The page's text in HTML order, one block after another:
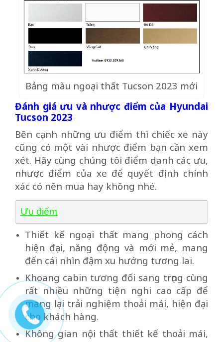
Bảng màu ngoại thất Tucson 2023 mới
Đánh giá ưu và nhược điểm của Hyundai
Tucson 2023
Bên cạnh những ưu điểm thì chiếc xe này
cũng có một vài nhược điểm bạn cần xem
xét. Hãy cùng chúng tôi điểm danh các ưu,
nhược điểm của xe để quyết định chính
xác có nên mua hay không nhé.
Ưu điểm
Thiết kế ngoại thất mang phong cách
hiện đại, năng động và mới mẻ, mang
đến cái nhìn đậm xu hướng tương lai.
Khoang cabin tương đối sang trọng cùng
rất nhiều những tiện nghi cao cấp để
mang lại trải nghiệm thoải mái, hiện đại
cho khách hàng.
Không gian nội thất thiết kế thoải mái,